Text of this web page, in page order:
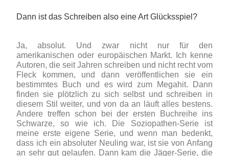
Dann ist das Schreiben also eine Art Glücksspiel?
Ja, absolut. Und zwar nicht nur für den
amerikanischen oder europäischen Markt. Ich kenne
Autoren, die seit Jahren schreiben und nicht recht vom
Fleck kommen, und dann veröffentlichen sie ein
bestimmtes Buch und es wird zum Megahit. Dann
finden sie plötzlich zu sich selbst und schreiben in
diesem Stil weiter, und von da an läuft alles bestens.
Andere treffen schon bei der ersten Buchreihe ins
Schwarze, so wie ich. Die Soziopathen-Serie ist
meine erste eigene Serie, und wenn man bedenkt,
dass ich ein absoluter Neuling war, ist sie von Anfang
an sehr gut gelaufen. Dann kam die Jäger-Serie, die